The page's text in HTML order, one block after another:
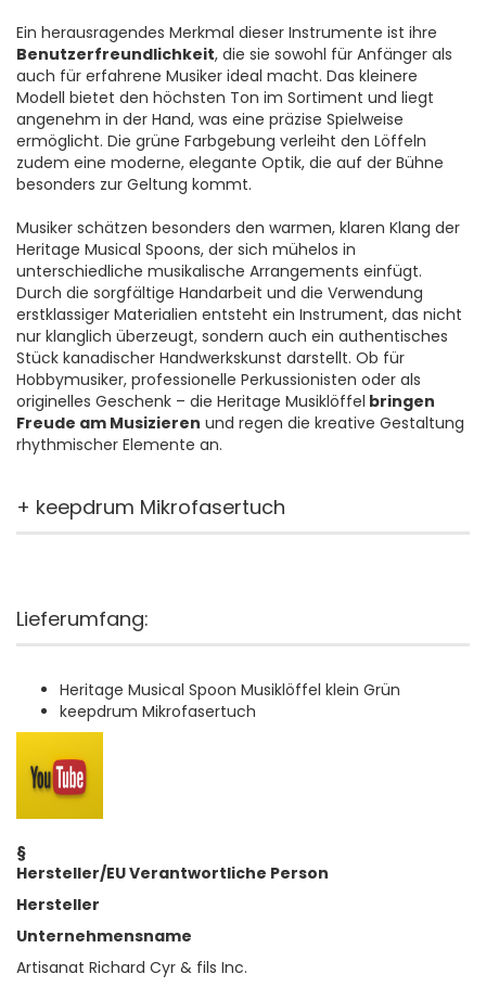
Ein herausragendes Merkmal dieser Instrumente ist ihre
Benutzerfreundlichkeit, die sie sowohl für Anfänger als
auch für erfahrene Musiker ideal macht. Das kleinere
Modell bietet den höchsten Ton im Sortiment und liegt
angenehm in der Hand, was eine präzise Spielweise
ermöglicht. Die grüne Farbgebung verleiht den Löffeln
zudem eine moderne, elegante Optik, die auf der Bühne
besonders zur Geltung kommt.
Musiker schätzen besonders den warmen, klaren Klang der
Heritage Musical Spoons, der sich mühelos in
unterschiedliche musikalische Arrangements einfügt.
Durch die sorgfältige Handarbeit und die Verwendung
erstklassiger Materialien entsteht ein Instrument, das nicht
nur klanglich überzeugt, sondern auch ein authentisches
Stück kanadischer Handwerkskunst darstellt. Ob für
Hobbymusiker, professionelle Perkussionisten oder als
originelles Geschenk – die Heritage Musiklöffel bringen
Freude am Musizieren und regen die kreative Gestaltung
rhythmischer Elemente an.
+ keepdrum Mikrofasertuch
Lieferumfang:
Heritage Musical Spoon Musiklöffel klein Grün
keepdrum Mikrofasertuch
§
Hersteller/EU Verantwortliche Person
Hersteller
Unternehmensname
Artisanat Richard Cyr & fils Inc.